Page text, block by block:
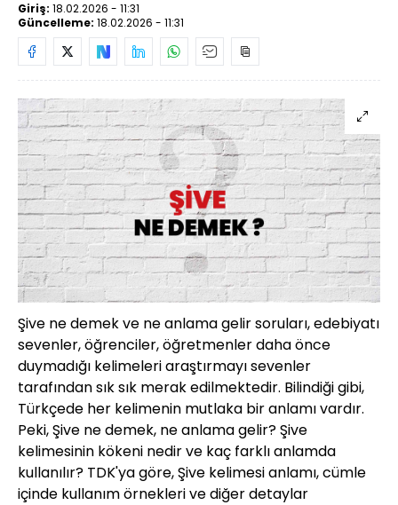
Giriş: 18.02.2026 - 11:31
Güncelleme: 18.02.2026 - 11:31
Şive ne demek ve ne anlama gelir soruları, edebiyatı
sevenler, öğrenciler, öğretmenler daha önce
duymadığı kelimeleri araştırmayı sevenler
tarafından sık sık merak edilmektedir. Bilindiği gibi,
Türkçede her kelimenin mutlaka bir anlamı vardır.
Peki, Şive ne demek, ne anlama gelir? Şive
kelimesinin kökeni nedir ve kaç farklı anlamda
kullanılır? TDK'ya göre, Şive kelimesi anlamı, cümle
içinde kullanım örnekleri ve diğer detaylar